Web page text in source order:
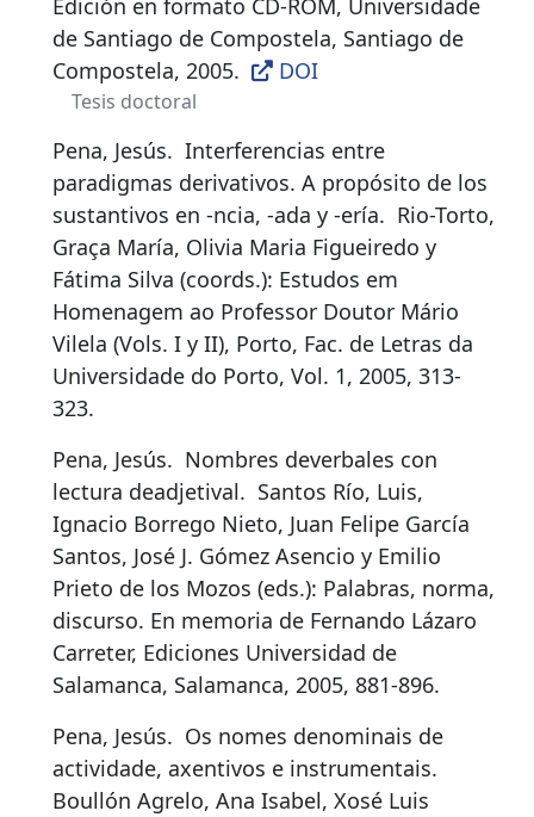
Edición en formato CD-ROM, Universidade
de Santiago de Compostela, Santiago de
Compostela, 2005.
DOI
Tesis doctoral
Pena, Jesús. Interferencias entre
paradigmas derivativos. A propósito de los
sustantivos en -ncia, -ada y -ería. Rio-Torto,
Graça María, Olivia Maria Figueiredo y
Fátima Silva (coords.): Estudos em
Homenagem ao Professor Doutor Mário
Vilela (Vols. I y II), Porto, Fac. de Letras da
Universidade do Porto, Vol. 1, 2005, 313-
323.
Pena, Jesús. Nombres deverbales con
lectura deadjetival. Santos Río, Luis,
Ignacio Borrego Nieto, Juan Felipe García
Santos, José J. Gómez Asencio y Emilio
Prieto de los Mozos (eds.): Palabras, norma,
discurso. En memoria de Fernando Lázaro
Carreter, Ediciones Universidad de
Salamanca, Salamanca, 2005, 881-896.
Pena, Jesús. Os nomes denominais de
actividade, axentivos e instrumentais.
Boullón Agrelo, Ana Isabel, Xosé Luis